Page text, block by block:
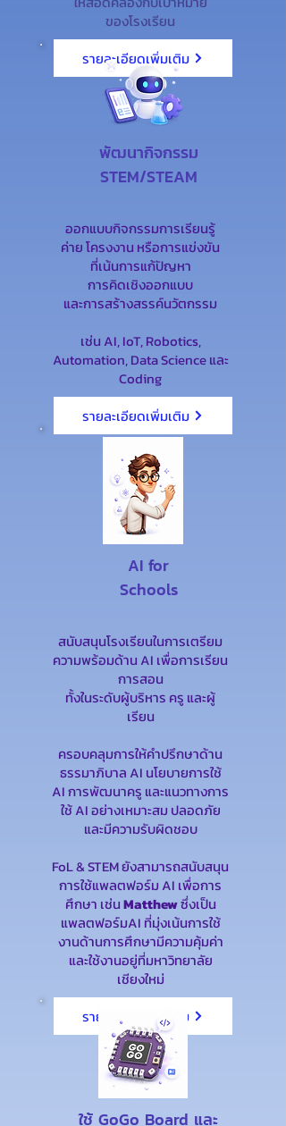
ของโรงเรียน
รายละเอียดเพิ่มเติม
พัฒนากิจกรรม
STEM/STEAM
ออกแบบกิจกรรมการเรียนรู้
ค่าย โครงงาน หรือการแข่งขัน
ที่เน้นการแก้ปัญหา
การคิดเชิงออกแบบ
และการสร้างสรรค์นวัตกรรม
เช่น AI, IoT, Robotics,
Automation, Data Science และ
Coding
รายละเอียดเพิ่มเติม
AI for
Schools
สนับสนุนโรงเรียนในการเตรียม
ความพร้อมด้าน AI เพื่อการเรียน
การสอน
ทั้งในระดับผู้บริหาร ครู และผู้
เรียน
ครอบคลุมการให้คำปรึกษาด้าน
ธรรมาภิบาล AI นโยบายการใช้
AI การพัฒนาครู และแนวทางการ
ใช้ AI อย่างเหมาะสม ปลอดภัย
และมีความรับผิดชอบ
FoL & STEM ยังสามารถสนับสนุน
การใช้แพลตฟอร์ม AI เพื่อการ
ศึกษา เช่นMatthewซึ่งเป็น
แพลตฟอร์มAI ที่มุ่งเน้นการใช้
งานด้านการศึกษามีความคุ้มค่า
และใช้งานอยู่ที่มหาวิทยาลัย
เชียงใหม่
รายละเอียดเพิ่มเติม
ใช้ GoGo Board และ